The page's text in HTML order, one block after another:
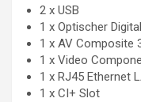
2 x USB
1 x Optischer
1 x AV Composite
1 x Video
1 x RJ45 Ethernet
1 x CI+ Slot